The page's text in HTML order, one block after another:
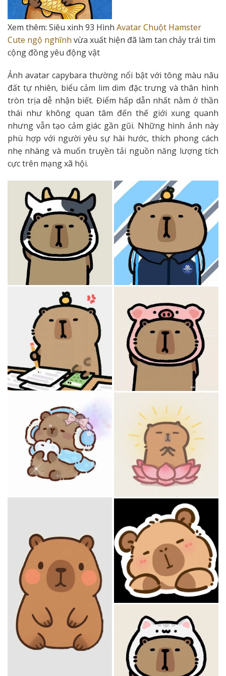
Xem thêm: Siêu xinh 93 Hình Avatar Chuột Hamster
Cute ngộ nghĩnh vừa xuất hiện đã làm tan chảy trái tim
cộng đồng yêu động vật
Ảnh avatar capybara thường nổi bật với tông màu nâu
đất tự nhiên, biểu cảm lim dim đặc trưng và thân hình
tròn trịa dễ nhận biết. Điểm hấp dẫn nhất nằm ở thần
thái như không quan tâm đến thế giới xung quanh
nhưng vẫn tạo cảm giác gần gũi. Những hình ảnh này
phù hợp với người yêu sự hài hước, thích phong cách
nhẹ nhàng và muốn truyền tải nguồn năng lượng tích
cực trên mạng xã hội.